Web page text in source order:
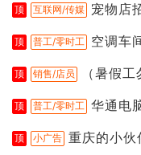
顶 互联网/传媒 宠物店
顶 普工/零时工 空调车
顶 销售/店员
（暑假
顶 普工/零时工 华通电
顶 小广告 重庆的小伙